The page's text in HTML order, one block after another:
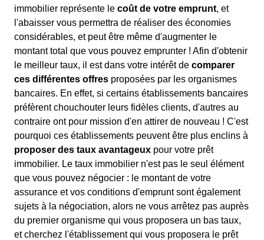
immobilier représente le coût de votre emprunt, et
l'abaisser vous permettra de réaliser des économies
considérables, et peut être même d'augmenter le
montant total que vous pouvez emprunter ! Afin d'obtenir
le meilleur taux, il est dans votre intérêt de comparer
ces différentes offres proposées par les organismes
bancaires. En effet, si certains établissements bancaires
préfèrent chouchouter leurs fidèles clients, d'autres au
contraire ont pour mission d'en attirer de nouveau ! C'est
pourquoi ces établissements peuvent être plus enclins à
proposer des taux avantageux pour votre prêt
immobilier. Le taux immobilier n'est pas le seul élément
que vous pouvez négocier : le montant de votre
assurance et vos conditions d'emprunt sont également
sujets à la négociation, alors ne vous arrêtez pas auprès
du premier organisme qui vous proposera un bas taux,
et cherchez l'établissement qui vous proposera le prêt